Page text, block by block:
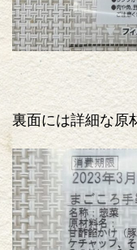
裏面には詳細な原